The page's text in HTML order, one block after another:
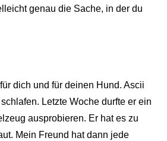
genau die Sache, in der du
dich und für deinen Hund. Ascii
Letzte Woche durfte er ein
ausprobieren. Er hat es zu
Mein Freund hat dann jede